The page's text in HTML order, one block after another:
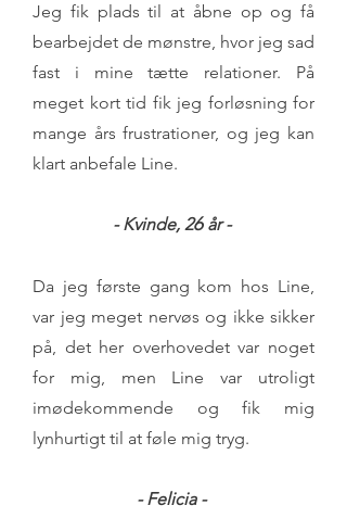
Jeg fik plads til at åbne op og få
bearbejdet de mønstre, hvor jeg sad
fast i mine tætte relationer. På
meget kort tid fik jeg forløsning for
mange års frustrationer, og jeg kan
klart anbefale Line.
- Kvinde, 26år -
Da jeg første gang kom hos Line,
var jeg meget nervøs og ikke sikker
på, det her overhovedet var noget
for mig, men Line var utroligt
imødekommende og fik mig
lynhurtigt til at føle mig tryg.
- Felicia -